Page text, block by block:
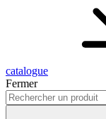
catalogue
Fermer